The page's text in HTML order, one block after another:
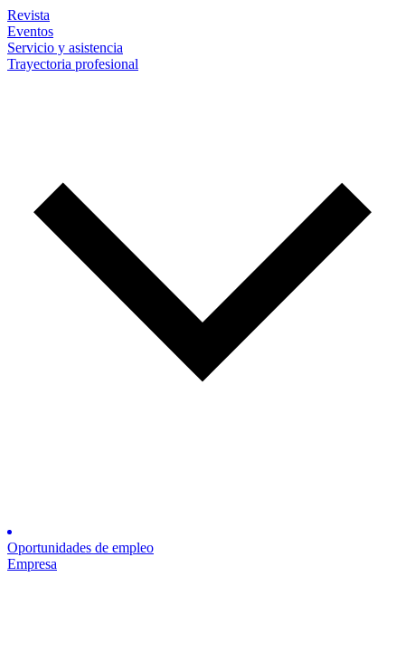
Revista
Eventos
Servicio y asistencia
Trayectoria profesional
Oportunidades de empleo
Empresa